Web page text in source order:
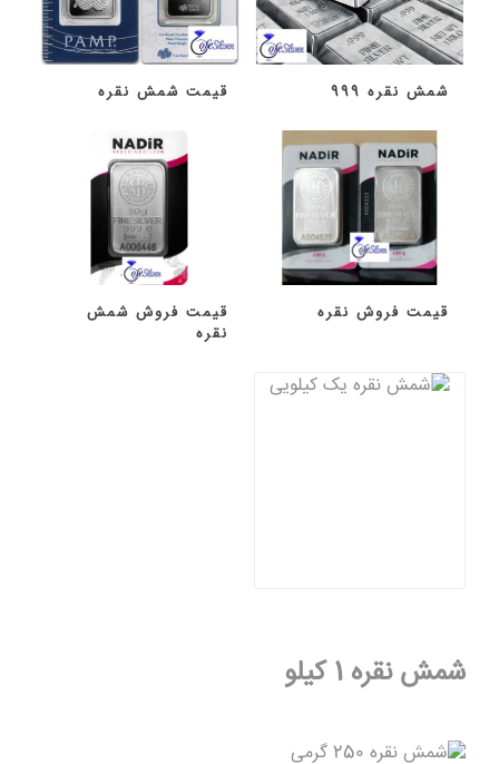
شمش نقره 999 قیمت شمش نقره
قیمت فروش نقره
قیمت فروش شمش
نقره
شمش نقره 1 کیلو